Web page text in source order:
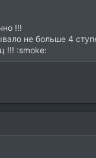
!!!
не больше 4
!!! :smoke: